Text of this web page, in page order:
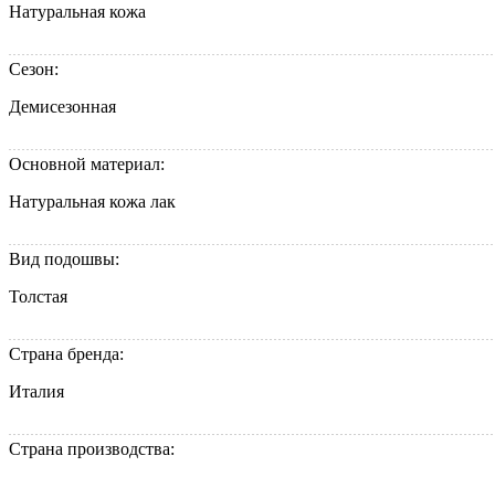
Натуральная кожа
Сезон:
Демисезонная
Основной материал:
Натуральная кожа лак
Вид подошвы:
Толстая
Страна бренда:
Италия
Страна производства: